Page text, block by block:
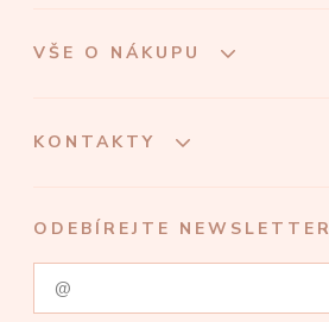
VŠE O NÁKUPU
KONTAKTY
ODEBÍREJTE NEWSLETTER